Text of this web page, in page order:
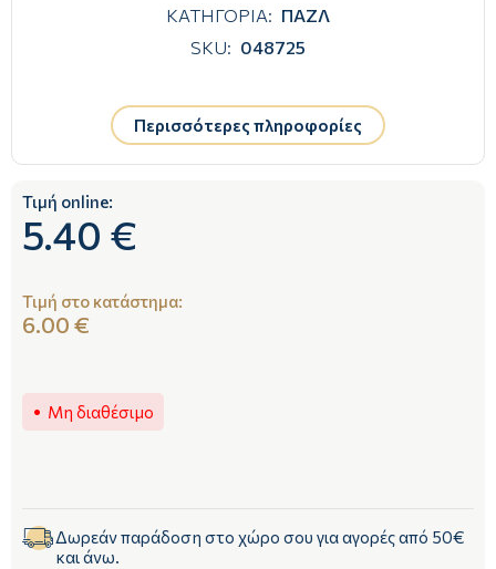
ΚΑΤΗΓΟΡΙΑ: ΠΑΖΛ
SKU: 048725
Περισσότερες πληροφορίες
Τιμή online:
5.40 €
Τιμή στο κατάστημα:
6.00 €
Μη διαθέσιμο
Δωρεάν παράδοση στο χώρο σου για αγορές από 50€
και άνω.